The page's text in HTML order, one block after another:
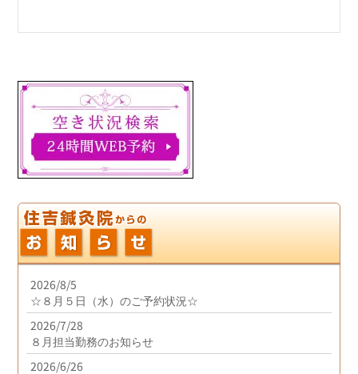
2026/8/5
☆８月５日（水）のご予約状況☆
2026/7/28
８月担当勤務のお知らせ
2026/6/26